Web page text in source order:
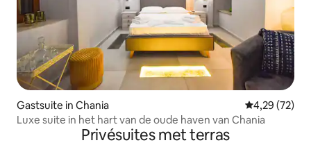
Gastsuite in Chania Gemiddelde
4,29 (72)
Luxe suite in het hart van de oude haven van Chania
Privésuites met terras